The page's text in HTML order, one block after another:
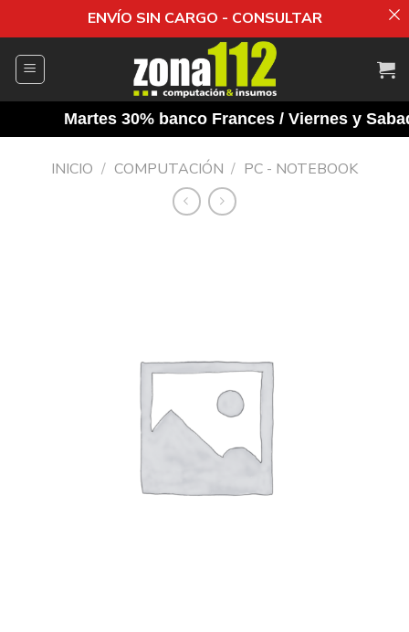
ENVÍO SIN CARGO - CONSULTAR
Martes 30% banco Frances / Viernes y
INICIO / COMPUTACIÓN / PC - NOTEBOOK